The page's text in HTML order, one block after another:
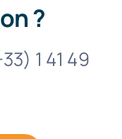
?
1 41 49